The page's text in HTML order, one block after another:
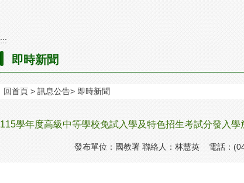
:::
即時新聞
回首頁 訊息公告 即時新聞
115學年度高級中等學校免試入學及特色招生考試分發入學
發布單位：國教署 聯絡人：林慧英 電話：